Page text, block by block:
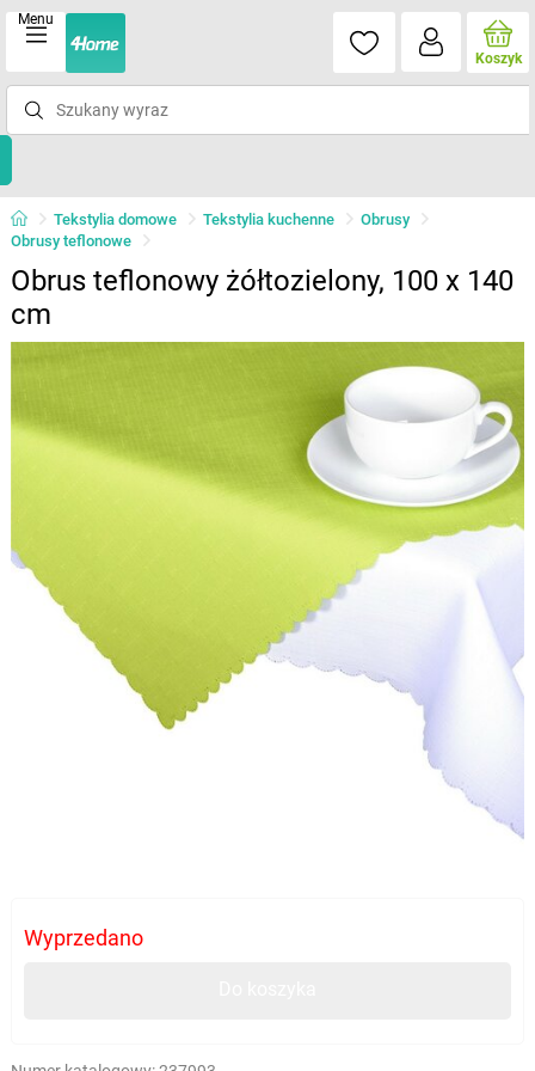
Menu
Koszyk
Tekstylia domowe Tekstylia kuchenne
Obrusy
Obrusy teflonowe
Obrus teflonowy żółtozielony, 100 x 140
cm
Wyprzedano